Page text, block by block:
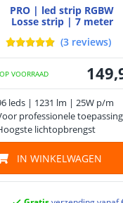
PRO | led strip RGBW
Losse strip | 7 meter
(3 reviews)
OP VOORRAAD 149,
leds | 1231 lm | 25W p/m
professionele
lichtopbrengst
IN WINKELWAGEN